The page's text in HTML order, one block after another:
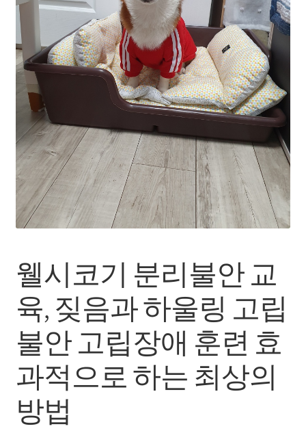
내 계정
장바구니
내 강의실(구매한 영상 보기)
웰시코기 분리불안 교
육, 짖음과 하울링 고립
불안 고립장애 훈련 효
과적으로 하는 최상의
방법